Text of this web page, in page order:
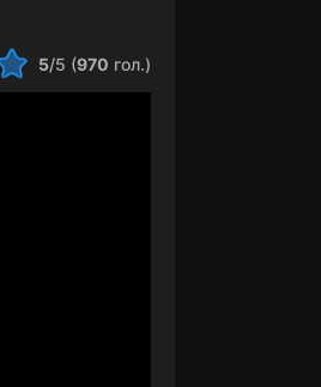
5/5 (970 гол.)